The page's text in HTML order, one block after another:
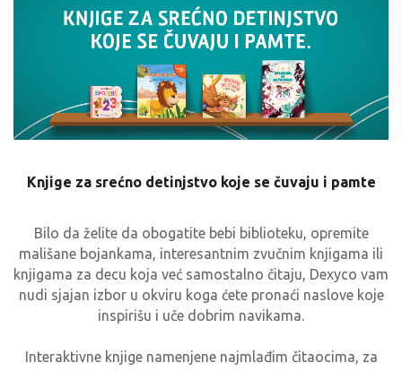
Knjige za srećno detinjstvo koje se čuvaju i pamte
Bilo da želite da obogatite bebi biblioteku, opremite
mališane bojankama, interesantnim zvučnim knjigama ili
knjigama za decu koja već samostalno čitaju, Dexyco vam
nudi sjajan izbor u okviru koga ćete pronaći naslove koje
inspirišu i uče dobrim navikama.
Interaktivne knjige namenjene najmlađim čitaocima, za